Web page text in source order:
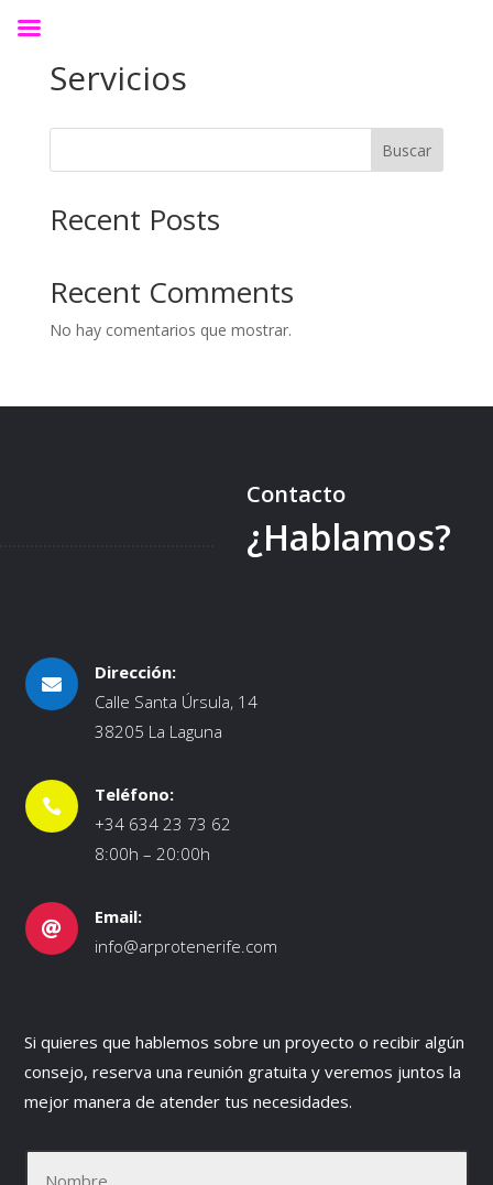
Servicios
Buscar
Recent Posts
Recent Comments
No hay comentarios que mostrar.
Contacto
¿Hablamos?

Dirección:
Calle Santa Úrsula, 14
38205 La Laguna

Teléfono:
+34 634 23 73 62
8:00h – 20:00h

Email:
info@arprotenerife.com
Si quieres que hablemos sobre un proyecto o recibir algún
consejo, reserva una reunión gratuita y veremos juntos la
mejor manera de atender tus necesidades.